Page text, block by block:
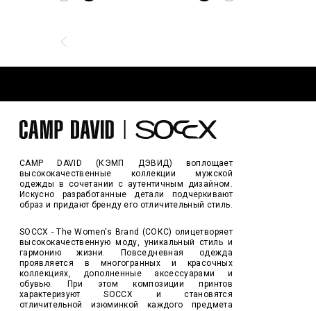
CAMP DAVID (КЭМП ДЭВИД) воплощает
высококачественные коллекции мужской
одежды в сочетании с аутентичным дизайном.
Искусно разработанные детали подчеркивают
образ и придают бренду его отличительный стиль.
SOCCX - The Women's Brand (СОКС) олицетворяет
высококачественную моду, уникальный стиль и
гармонию жизни. Повседневная одежда
проявляется в многогранных и красочных
коллекциях, дополненные аксессуарами и
обувью. При этом композиции принтов
характеризуют SOCCX и становятся
отличительной изюминкой каждого предмета